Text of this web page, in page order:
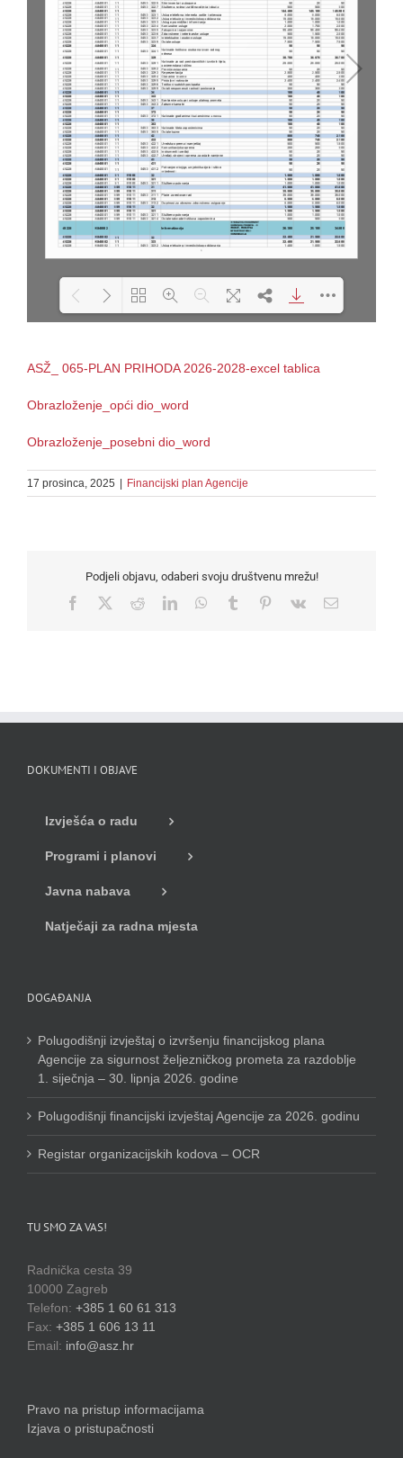
ASŽ_ 065-PLAN PRIHODA 2026-2028-excel tablica
Obrazloženje_opći dio_word
Obrazloženje_posebni dio_word
17 prosinca, 2025 Financijski plan Agencije
Podjeli objavu, odaberi svoju društvenu mrežu!
Facebook RedditLinkedInWhatsApp
Tumblr Pinterest
Vk Email
DOKUMENTI I OBJAVE
Izvješća o radu
Programi i planovi
Javna nabava
Natječaji za radna mjesta
DOGAĐANJA
Polugodišnji izvještaj o izvršenju financijskog plana
Agencije za sigurnost željezničkog prometa za razdoblje
1. siječnja – 30. lipnja 2026. godine
Polugodišnji financijski izvještaj Agencije za 2026. godinu
Registar organizacijskih kodova – OCR
TU SMO ZA VAS!
Radnička cesta 39
10000 Zagreb
Telefon: +385 1 60 61 313
Fax: +385 1 606 13 11
Email: info@asz.hr
Pravo na pristup informacijama
Izjava o pristupačnosti